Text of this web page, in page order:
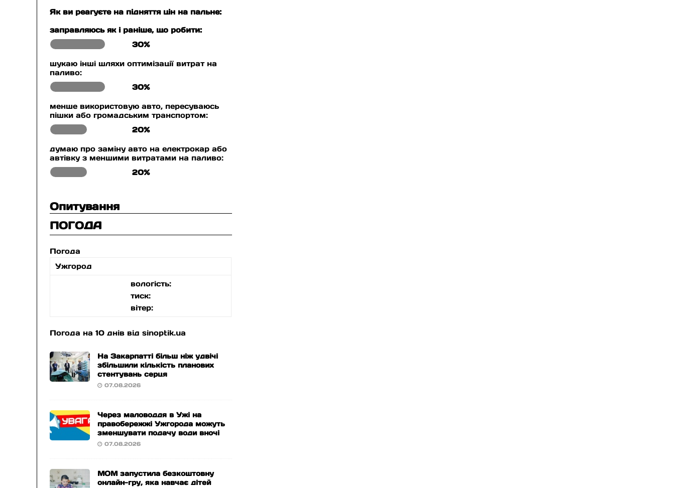
Як ви реагуєте на підняття цін на пальне:
заправляюсь як і раніше, що робити:
30%
шукаю інші шляхи оптимізації витрат на
паливо:
30%
менше використовую авто, пересуваюсь
пішки або громадським транспортом:
20%
думаю про заміну авто на електрокар або
автівку з меншими витратами на паливо:
20%
Опитування
ПОГОДА
Погода
Ужгород
вологість:
тиск:
вітер:
Погода на 10 днів відsinoptik.ua
На Закарпатті більш ніж удвічі
збільшили кількість планових
стентувань серця
07.08.2026
Через маловоддя в Ужі на
правобережжі Ужгорода можуть
зменшувати подачу води вночі
07.08.2026
МОМ запустила безкоштовну
онлайн-гру, яка навчає дітей